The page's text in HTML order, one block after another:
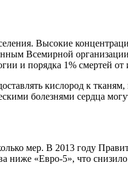
Высокие
Всемирной
и порядка 1% смертей
кислород к
болезнями сердца
мер. В 2013 году
ниже «Евро-5», что